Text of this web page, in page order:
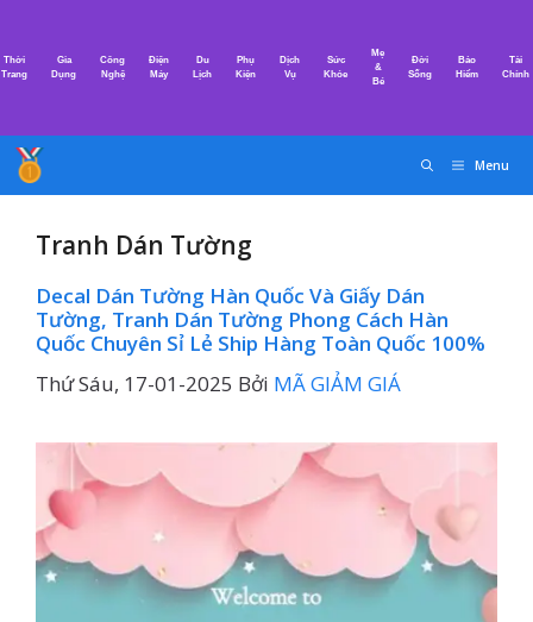
nội
Thời
Trang
Gia
Dụng
Công
Nghệ
Điện
Máy
Du
Lịch
Phụ
Kiện
Dịch
Vụ
Sức
Khỏe
Mẹ
&
Bé
Đời
Sống
Bảo
Hiểm
Tài
Chính
Menu
Tranh Dán Tường
Decal Dán Tường Hàn Quốc Và Giấy Dán
Tường, Tranh Dán Tường Phong Cách Hàn
Quốc Chuyên Sỉ Lẻ Ship Hàng Toàn Quốc 100%
Thứ Sáu, 17-01-2025 Bởi MÃ GIẢM GIÁ